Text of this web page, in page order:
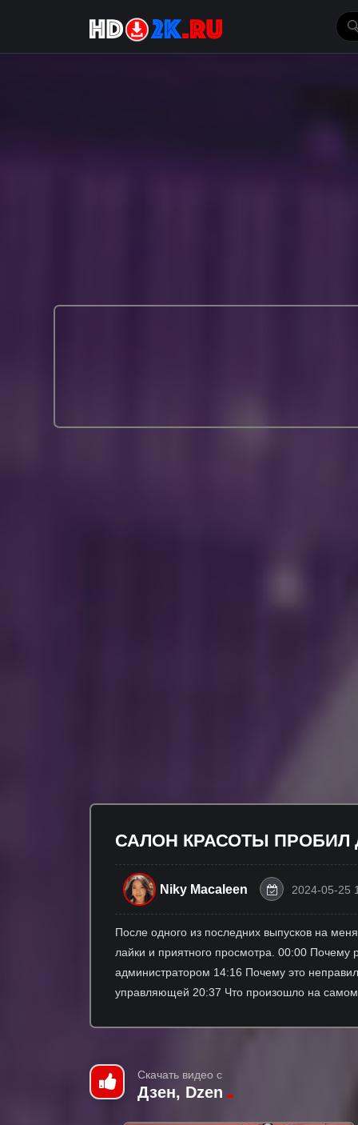
САЛОН КРАСОТЫ ПРОБИЛ
Niky Macaleen 2024-05-25
После одного из последних выпусков на
лайки и приятного просмотра. 00:00 Почему
администратором 14:16 Почему это
управляющей 20:37 Что произошло на
Скачать видео с
Дзен, Dzen